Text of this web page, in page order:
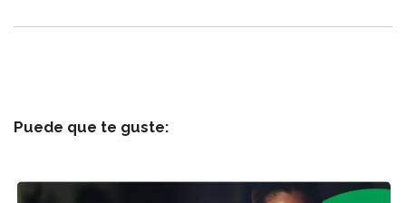
Puede que te guste: